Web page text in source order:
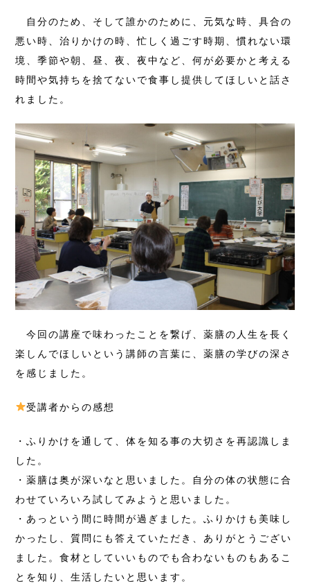
自分のため、そして誰かのために、元気な時、具合の
悪い時、治りかけの時、忙しく過ごす時期、慣れない環
境、季節や朝、昼、夜、夜中など、何が必要かと考える
時間や気持ちを捨てないで食事し提供してほしいと話さ
れました。
今回の講座で味わったことを繋げ、薬膳の人生を長く
楽しんでほしいという講師の言葉に、薬膳の学びの深さ
を感じました。
受講者からの感想
・ふりかけを通して、体を知る事の大切さを再認識しま
した。
・薬膳は奥が深いなと思いました。自分の体の状態に合
わせていろいろ試してみようと思いました。
・あっという間に時間が過ぎました。ふりかけも美味し
かったし、質問にも答えていただき、ありがとうござい
ました。食材としていいものでも合わないものもあるこ
とを知り、生活したいと思います。